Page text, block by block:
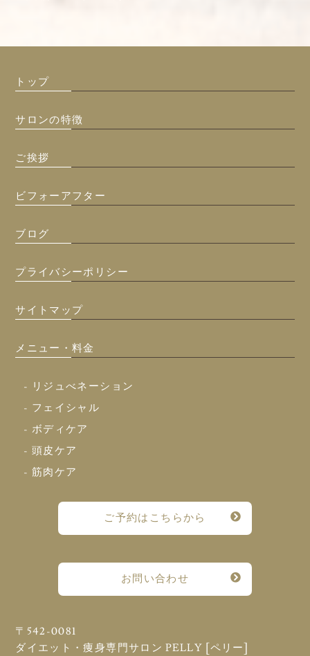
トップ
サロンの特徴
ご挨拶
ビフォーアフター
ブログ
プライバシーポリシー
サイトマップ
メニュー・料金
- リジュべネーション
- フェイシャル
- ボディケア
- 頭皮ケア
- 筋肉ケア
ご予約はこちらから
お問い合わせ
〒542-0081
ダイエット・痩身専門サロン PELLY [ペリー]